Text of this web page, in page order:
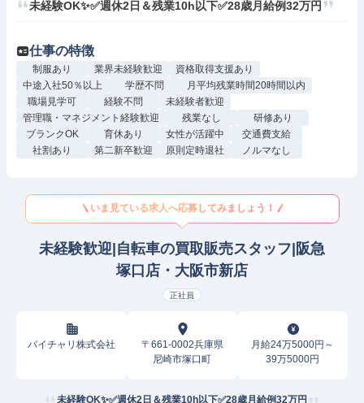
未経験OK✨✅週休2日＆残業10h以下✅28歳月給例32万円
仕事の特徴
制服あり 業界未経験歓迎
資格取得支援あり
中途入社50％以上
学歴不問
月平均残業時間20時間以内
職場見学可
経験不問
未経験者歓迎
管理職・マネジメント経験歓迎
残業なし
研修あり
ブランクOK
育休あり 女性が活躍中
交通費支給
社割あり
第二新卒歓迎 原則定時退社 ノルマなし
いま見ている求人へ応募してみましょう！
未経験歓迎|自転車の買取販売スタッフ|阪急
塚口店・大阪市新店
正社員
バイチャリ株式会社
〒661-0002兵庫県
尼崎市塚口町
月給24万5000円～
39万5000円
未経験OK✨✅週休2日＆残業10h以下✅28歳月給例32万円